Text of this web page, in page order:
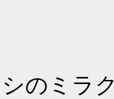
のミラ